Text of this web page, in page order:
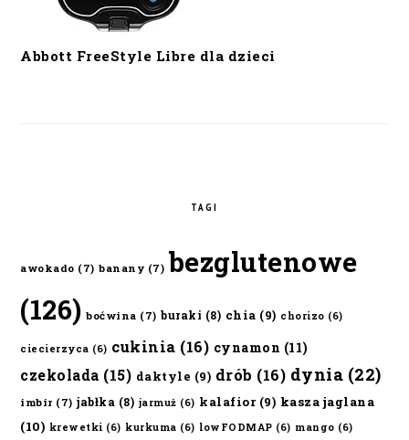
Abbott FreeStyle Libre dla dzieci
TAGI
awokado (7) banany (7) bezglutenowe
(126) boćwina (7) buraki (8) chia (9) chorizo (6)
ciecierzyca (6) cukinia (16) cynamon (11)
czekolada (15) daktyle (9) drób (16) dynia (22)
imbir (7) jabłka (8) jarmuż (6) kalafior(9) kasza jaglana
(10) krewetki (6) kurkuma (6) lowFODMAP (6) mango (6)